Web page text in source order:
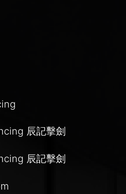
辰記擊劍
辰記擊劍